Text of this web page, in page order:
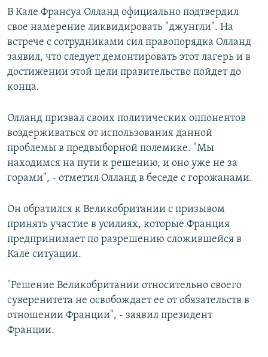
В Кале Франсуа Олланд официально подтвердил
свое намерение ликвидировать "джунгли". На
встрече с сотрудниками сил правопорядка Олланд
заявил, что следует демонтировать этот лагерь и в
достижении этой цели правительство пойдет до
конца.
Олланд призвал своих политических оппонентов
воздерживаться от использования данной
проблемы в предвыборной полемике. "Мы
находимся на пути к решению, и оно уже не за
горами", - отметил Олланд в беседе с горожанами.
Он обратился к Великобритании с призывом
принять участие в усилиях, которые Франция
предпринимает по разрешению сложившейся в
Кале ситуации.
"Решение Великобритании относительно своего
суверенитета не освобождает ее от обязательств в
отношении Франции", - заявил президент
Франции.